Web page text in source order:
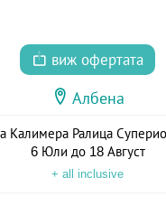
виж офертата
Албена
Калимера Ралица
6 Юли до 18 Август
+ all inclusive